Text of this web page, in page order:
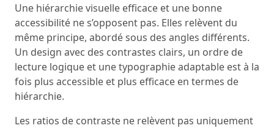
Une hiérarchie visuelle efficace et une bonne
accessibilité ne s’opposent pas. Elles relèvent du
même principe, abordé sous des angles différents.
Un design avec des contrastes clairs, un ordre de
lecture logique et une typographie adaptable est à la
fois plus accessible et plus efficace en termes de
hiérarchie.
Les ratios de contraste ne relèvent pas uniquement